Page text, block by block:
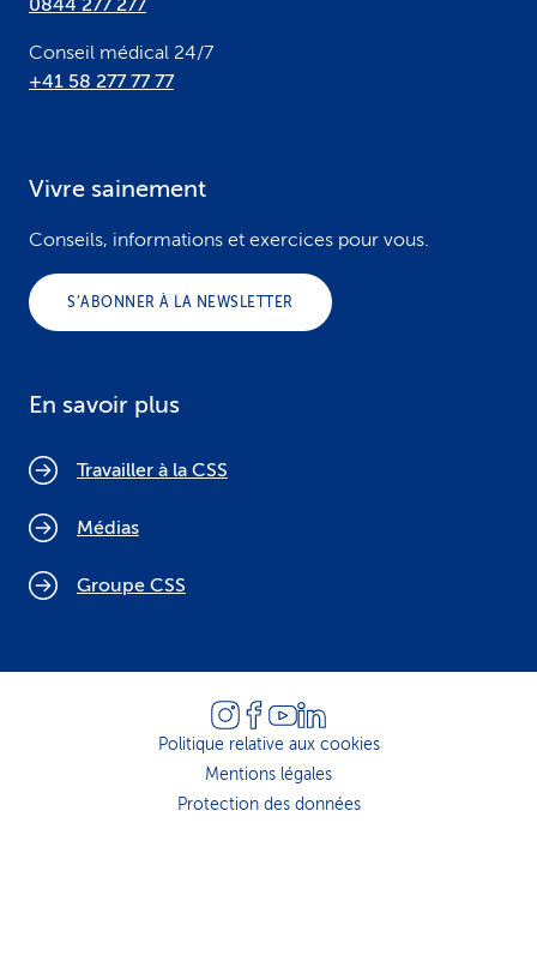
0844 277 277
Conseil médical 24/7
+41 58 277 77 77
Vivre sainement
Conseils, informations et exercices pour vous.
S’ABONNER À LA NEWSLETTER
En savoir plus
Travailler à la CSS
Médias
Groupe CSS
Politique relative aux cookies
Mentions légales
Protection des données